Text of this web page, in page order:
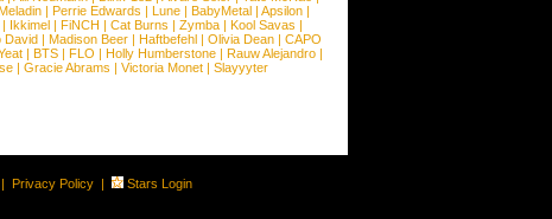
| Perrie Edwards | Lune | BabyMetal | Apsilon |
Ikkimel| FiNCH | Cat Burns | Zymba| Kool Savas |
David | Madison Beer | Haftbefehl | Olivia Dean | CAPO
| BTS | FLO | Holly Humberstone | Rauw Alejandro |
| Gracie Abrams | Victoria Monet | Slayyyter
| Privacy Policy |
Stars Login